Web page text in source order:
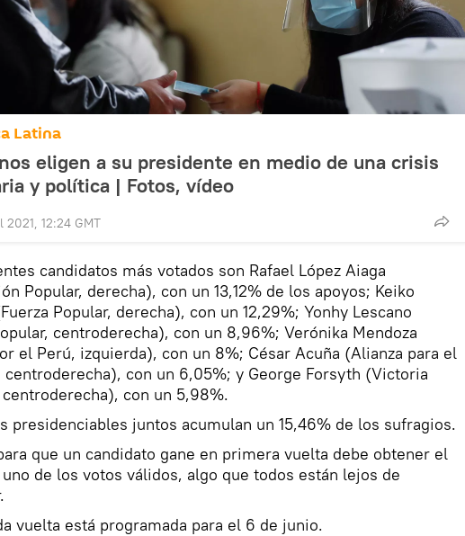
Latina
eligen a su presidente en medio de una crisis
y política | Fotos, vídeo
2021, 12:24 GMT
candidatos más votados son Rafael López Aiaga
Popular, derecha), con un 13,12% de los apoyos; Keiko
Popular, derecha), con un 12,29%; Yonhy Lescano
centroderecha), con un 8,96%; Verónika Mendoza
el Perú, izquierda), con un 8%; César Acuña (Alianza para el
centroderecha), con un 6,05%; y George Forsyth (Victoria
con un 5,98%.
presidenciables juntos acumulan un 15,46% de los sufragios.
que un candidato gane en primera vuelta debe obtener el
de los votos válidos, algo que todos están lejos de
vuelta está programada para el 6 de junio.